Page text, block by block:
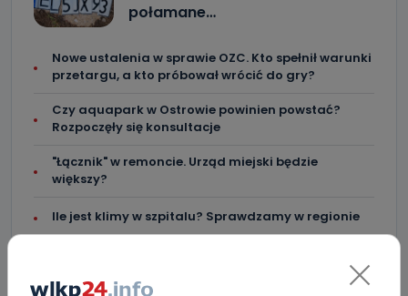
połamane…
Nowe ustalenia w sprawie OZC. Kto spełnił warunki
przetargu, a kto próbował wrócić do gry?
Czy aquapark w Ostrowie powinien powstać?
Rozpoczęły się konsultacje
"Łącznik" w remoncie. Urząd miejski będzie
większy?
Ile jest klimy w szpitalu? Sprawdzamy w regionie
Centra wzmocniona i gotowa do gry. Chce